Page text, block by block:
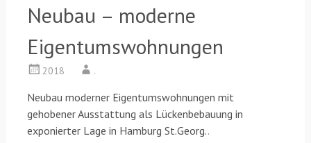
Neubau – moderne
Eigentumswohnungen
2018 .
Neubau moderner Eigentumswohnungen mit
gehobener Ausstattung als Lückenbebauung in
exponierter Lage in Hamburg St.Georg..